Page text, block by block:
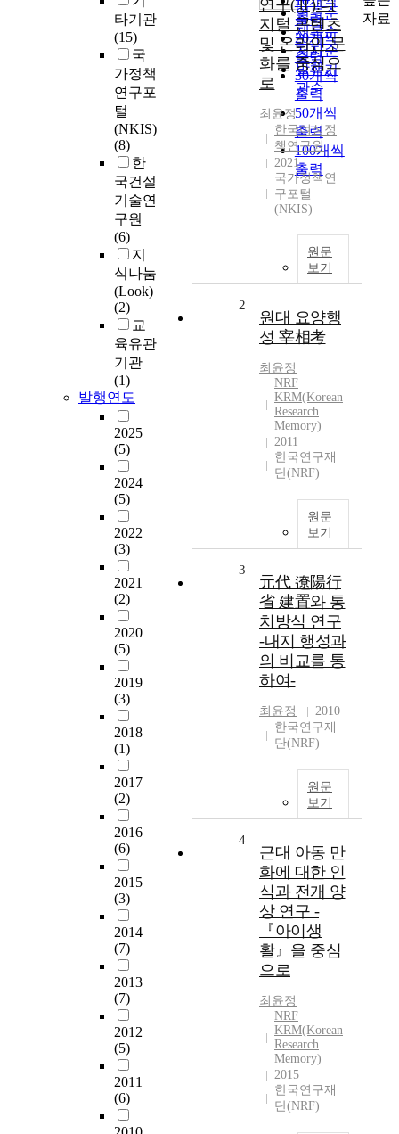
타기관
(15)
국
가정책
연구포
털
(NKIS)
(8)
한
국건설
기술연
구원
(6)
지
식나눔
(Look)
(2)
교
육유관
기관
(1)
발행연도
2025
(5)
2024
(5)
2022
(3)
2021
(2)
2020
(5)
2019
(3)
2018
(1)
2017
(2)
2016
(6)
2015
(3)
2014
(7)
2013
(7)
2012
(5)
2011
(6)
연도순
제목순
저자순
발행기
관순
출력
20개씩
출력
30개씩
출력
50개씩
출력
100개씩
출력
연구(Ⅱ):디
지털 콘텐츠
및 온라인 문
화를 중심으
로
최윤정
한국여성정
책연구원
2021
국가정책연
구포털
(NKIS)
원문
보기
2
원대 요양행
성 宰相考
최윤정
NRF
KRM(Korean
Research
Memory)
2011
한국연구재
단(NRF)
원문
보기
3
元代 遼陽行
省 建置와 통
치방식 연구
-내지 행성과
의 비교를 통
하여-
최윤정
2010
한국연구재
단(NRF)
원문
보기
4
근대 아동 만
화에 대한 인
식과 전개 양
상 연구 -
『아이생
활』을 중심
으로
최윤정
NRF
KRM(Korean
Research
Memory)
2015
한국연구재
단(NRF)
자료